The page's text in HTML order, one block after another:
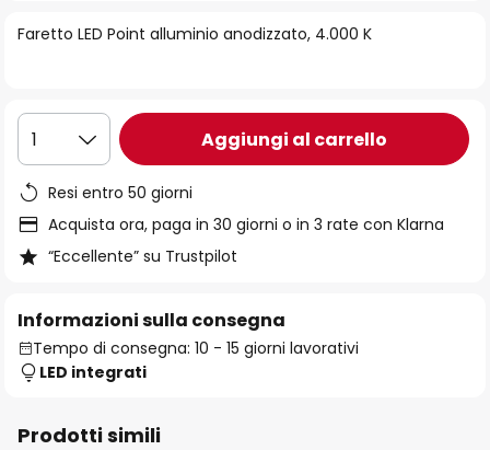
Faretto LED Point alluminio anodizzato, 4.000 K
1 Aggiungi al carrello
Resi entro 50 giorni
Acquista ora, paga in 30 giorni o in 3 rate con Klarna
“Eccellente” su Trustpilot
Informazioni sulla consegna
Tempo di consegna: 10 - 15 giorni lavorativi
LED integrati
Prodotti simili